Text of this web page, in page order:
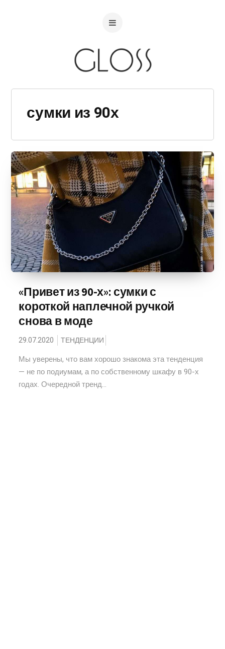
сумки из 90х
«Привет из 90-х»: сумки с
короткой наплечной ручкой
снова в моде
29.07.2020 ТЕНДЕНЦИИ
Мы уверены, что вам хорошо знакома эта тенденция
— не по подиумам, а по собственному шкафу в 90-х
годах. Очередной тренд...